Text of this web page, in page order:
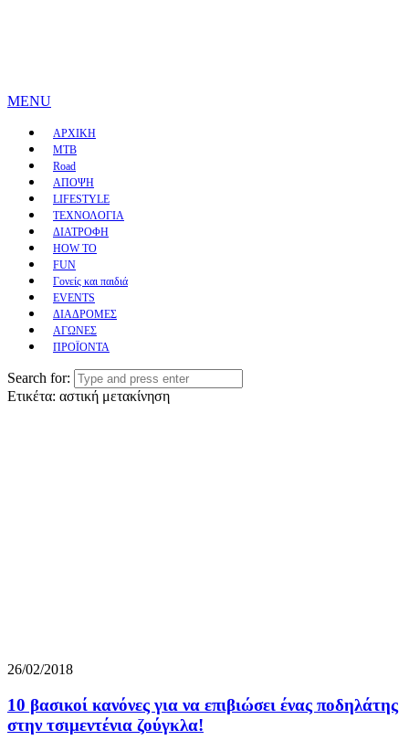
MENU
ΑΡΧΙΚΗ
MTB
Road
ΑΠΟΨΗ
LIFESTYLE
ΤΕΧΝΟΛΟΓΙΑ
ΔΙΑΤΡΟΦΗ
HOW TO
FUN
Γονείς και παιδιά
EVENTS
ΔΙΑΔΡΟΜΕΣ
ΑΓΩΝΕΣ
ΠΡΟΪΟΝΤΑ
Search for:
Ετικέτα: αστική μετακίνηση
26/02/2018
10 βασικοί κανόνες για να επιβιώσει ένας ποδηλάτης
στην τσιμεντένια ζούγκλα!